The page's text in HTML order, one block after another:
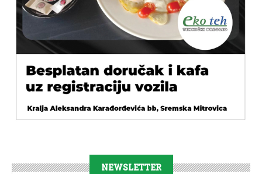
NEWSLETTER